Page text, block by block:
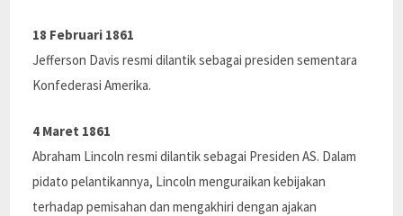
18 Februari 1861
Jefferson Davis resmi dilantik sebagai presiden sementara
Konfederasi Amerika.
4 Maret 1861
Abraham Lincoln resmi dilantik sebagai Presiden AS. Dalam
pidato pelantikannya, Lincoln menguraikan kebijakan
terhadap pemisahan dan mengakhiri dengan ajakan